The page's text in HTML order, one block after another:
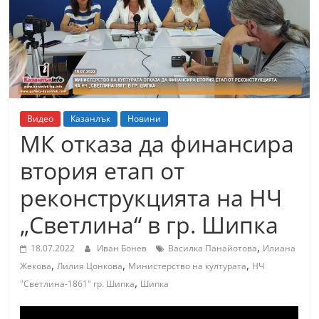
т
К
а
з
а
н
ъ
к
и
б
л
а
Видео Казанлък Новини
МК отказа да финансира
втория етап от
реконструкцията на НЧ
„Светлина“ в гр. Шипка
18.07.2022 Иван Бонев Василка Панайотова, Илиана
Жекова,Лилия Цонкова, Министерство на културата, НЧ
"Светлина-1861" гр. Шипка, Шипка